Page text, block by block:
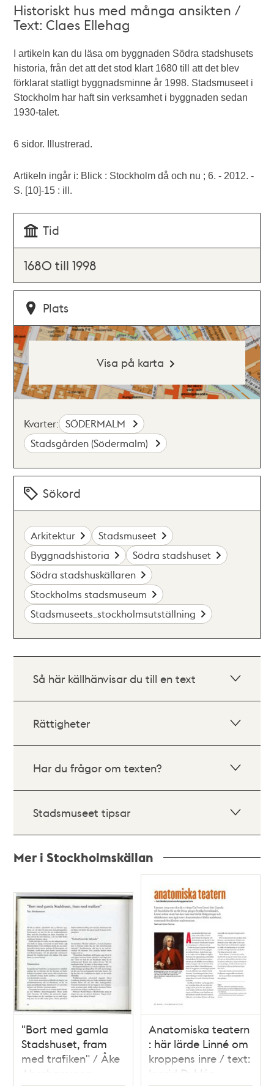
Historiskt hus med många ansikten /
Text: Claes Ellehag
I artikeln kan du läsa om byggnaden Södra stadshusets
historia, från det att det stod klart 1680 till att det blev
förklarat statligt byggnadsminne år 1998. Stadsmuseet i
Stockholm har haft sin verksamhet i byggnaden sedan
1930-talet.
6 sidor. Illustrerad.
Artikeln ingår i: Blick : Stockholm då och nu ; 6. - 2012. -
S. [10]-15 : ill.
Tid
1680 till 1998
Plats
Visa på karta
Kvarter: SÖDERMALM
Stadsgården (Södermalm)
Sökord
Arkitektur
Stadsmuseet
Byggnadshistoria
Södra stadshuset
Södra stadshuskällaren
Stockholms stadsmuseum
Stadsmuseets_stockholmsutställning
Så här källhänvisar du till en text
Rättigheter
Har du frågor om texten?
Stadsmuseet tipsar
Mer i Stockholmskällan
poster
och
teman
"Bort med gamla
Stadshuset, fram
med trafiken" / Åke
Abrahamsson
Anatomiska teatern
: här lärde Linné om
kroppens inre / text:
Ingrid Dyhlén-